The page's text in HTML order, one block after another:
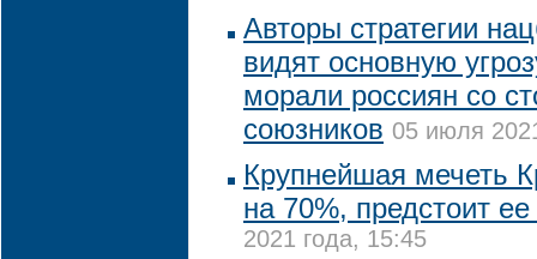
Авторы стратегии
видят основную
морали россиян со
союзников 05 июля
Крупнейшая мечеть
на 70%, предстоит
2021 года, 15:45